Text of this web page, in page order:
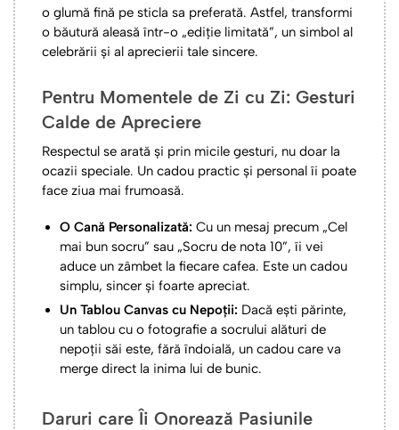
o glumă fină pe sticla sa preferată. Astfel, transformi
o băutură aleasă într-o „ediție limitată”, un simbol al
celebrării și al aprecierii tale sincere.
Pentru Momentele de Zi cu Zi: Gesturi
Calde de Apreciere
Respectul se arată și prin micile gesturi, nu doar la
ocazii speciale. Un cadou practic și personal îi poate
face ziua mai frumoasă.
O Cană Personalizată: Cu un mesaj precum „Cel
mai bun socru” sau „Socru de nota 10”, îi vei
aduce un zâmbet la fiecare cafea. Este un cadou
simplu, sincer și foarte apreciat.
Un Tablou Canvas cu Nepoții: Dacă ești părinte,
un tablou cu o fotografie a socrului alături de
nepoții săi este, fără îndoială, un cadou care va
merge direct la inima lui de bunic.
Daruri care Îi Onorează Pasiunile